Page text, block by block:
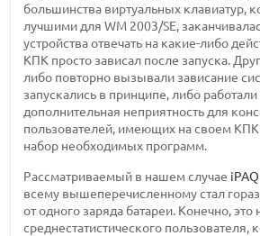
большинства виртуальных клавиатур,
лучшими для WM 2003/SE,
устройства отвечать на какие-либо
КПК просто зависал после запуска.
либо повторно вызывали зависание
запускались в принципе, либо
дополнительная неприятность для
пользователей, имеющих на своем
набор необходимых программ.
Рассматриваемый в нашем случае
всему вышеперечисленному стал
от одного заряда батареи. Конечно, это
среднестатистического пользователя,